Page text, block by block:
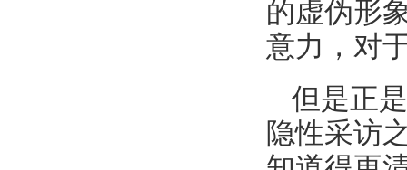
的虚伪形
意力，对
但是正
隐性采访